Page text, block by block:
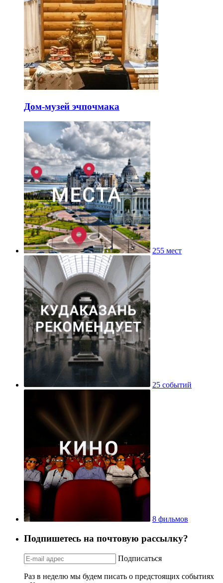
Дом-музей эчпочмака
255 мест
25 событий
8 фильмов
Подпишетесь на почтовую рассылку?
Подписаться
Раз в неделю мы будем писать о предстоящих событиях